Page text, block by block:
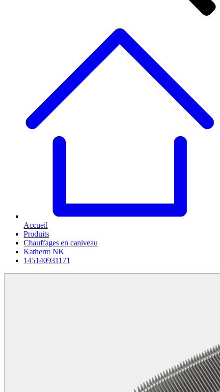
Accueil
Produits
Chauffages en caniveau
Katherm NK
145140931171